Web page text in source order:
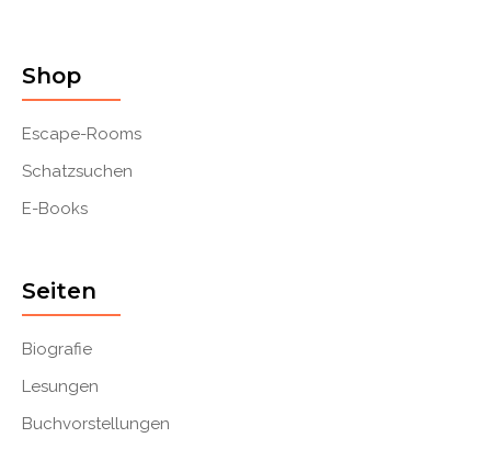
Shop
Escape-Rooms
Schatzsuchen
E-Books
Seiten
Biografie
Lesungen
Buchvorstellungen